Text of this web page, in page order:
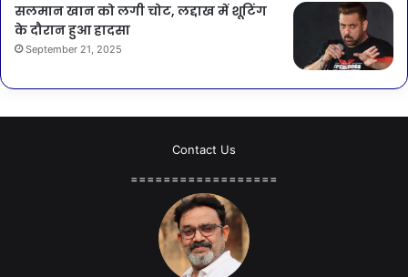
सलमान खान को लगी चोट, लद्दाख में शूटिंग
के दौरान हुआ हादसा
September 21, 2025
Contact Us
==================